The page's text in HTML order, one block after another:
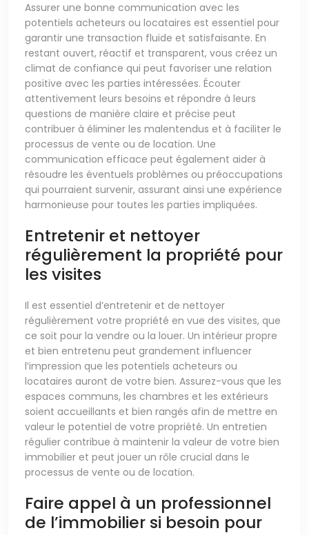
Assurer une bonne communication avec les
potentiels acheteurs ou locataires est essentiel pour
garantir une transaction fluide et satisfaisante. En
restant ouvert, réactif et transparent, vous créez un
climat de confiance qui peut favoriser une relation
positive avec les parties intéressées. Écouter
attentivement leurs besoins et répondre à leurs
questions de manière claire et précise peut
contribuer à éliminer les malentendus et à faciliter le
processus de vente ou de location. Une
communication efficace peut également aider à
résoudre les éventuels problèmes ou préoccupations
qui pourraient survenir, assurant ainsi une expérience
harmonieuse pour toutes les parties impliquées.
Entretenir et nettoyer
régulièrement la propriété pour
les visites
Il est essentiel d’entretenir et de nettoyer
régulièrement votre propriété en vue des visites, que
ce soit pour la vendre ou la louer. Un intérieur propre
et bien entretenu peut grandement influencer
l’impression que les potentiels acheteurs ou
locataires auront de votre bien. Assurez-vous que les
espaces communs, les chambres et les extérieurs
soient accueillants et bien rangés afin de mettre en
valeur le potentiel de votre propriété. Un entretien
régulier contribue à maintenir la valeur de votre bien
immobilier et peut jouer un rôle crucial dans le
processus de vente ou de location.
Faire appel à un professionnel
de l’immobilier si besoin pour